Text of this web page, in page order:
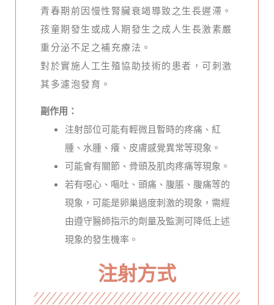
青春期前因慢性腎臟衰竭導致之生長遲滯。
孩童期發生或成人期發生之成人生長激素嚴
重分泌不足之補充療法。
對於實施人工生殖協助技術的患者，可刺激
其多濾泡發育。
副作用：
注射部位可能有輕微且暫時的疼痛、紅
腫、水腫、癢、皮膚感覺異常等現象。
可能會有關節、骨頭及肌肉疼痛等現象。
若有噁心、嘔吐、頭痛、腹脹、腹痛等的
現象，可能是卵巢過度刺激的現象，需經
由遵守醫師指示的劑量及監測可降低上述
現象的發生機率。
注射方式